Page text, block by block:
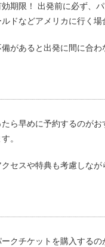
期限！ 出発前に必ず、
ドなどアメリカに行く
があると出発に間に合
ら早めに予約するのが
。
セスや特典も考慮しなが
クチケットを購入する